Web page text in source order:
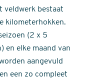
veldwerk bestaat
kilometerhokken.
(2 x 5
en elke maand van
aangevuld
een zo compleet